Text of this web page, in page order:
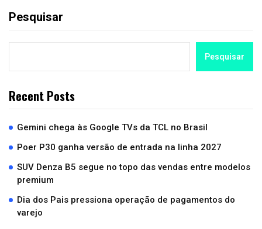
Pesquisar
Pesquisar
Recent Posts
Gemini chega às Google TVs da TCL no Brasil
Poer P30 ganha versão de entrada na linha 2027
SUV Denza B5 segue no topo das vendas entre modelos
premium
Dia dos Pais pressiona operação de pagamentos do
varejo